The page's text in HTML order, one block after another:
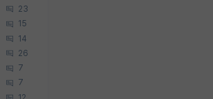
23
15
14
26
7
7